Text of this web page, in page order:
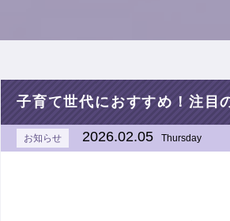
子育て世代におすすめ！注目
お知らせ 2026.02.05 Thursday